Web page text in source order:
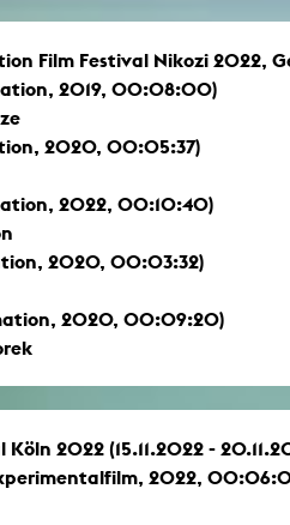
Film Festival Nikozi 2022,
2019, 00:08:00)
2020, 00:05:37)
2022, 00:10:40)
2020, 00:03:32)
2020, 00:09:20)
2022 (15.11.2022 -
2022,